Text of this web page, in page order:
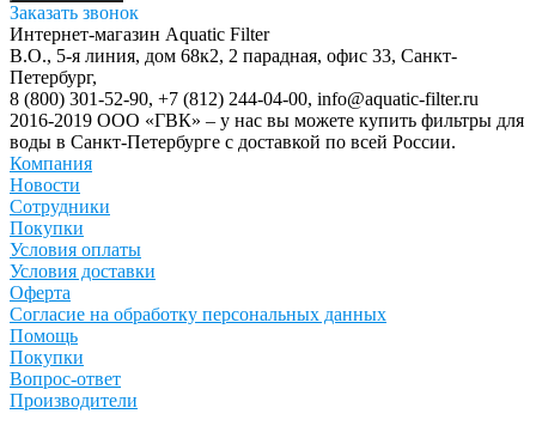
Заказать звонок
Интернет-магазин Aquatic Filter
В.О., 5-я линия, дом 68к2, 2 парадная, офис 33, Санкт-
Петербург,
8 (800) 301-52-90, +7 (812) 244-04-00, info@aquatic-filter.ru
2016-2019 ООО «ГВК» – у нас вы можете купить фильтры для
воды в Санкт-Петербурге с доставкой по всей России.
Компания
Новости
Сотрудники
Покупки
Условия оплаты
Условия доставки
Оферта
Согласие на обработку персональных данных
Помощь
Покупки
Вопрос-ответ
Производители